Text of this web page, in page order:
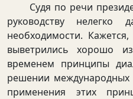
Судя по речи
руководству нелегко
необходимости.
выветрились хорошо
временем принципы
решении
применения этих